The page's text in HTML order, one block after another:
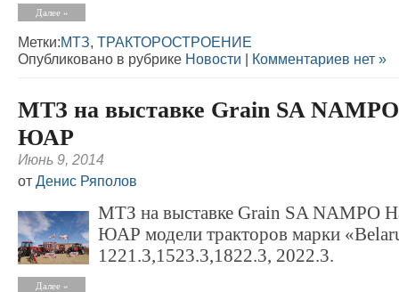
Далее »
Метки:МТЗ, ТРАКТОРОСТРОЕНИЕ
Опубликовано в рубрике Новости | Комментариев нет »
МТЗ на выставке Grain SA
ЮАР
Июнь 9, 2014
от Денис Ряполов
МТЗ на выставке Grain SA NAMPO
ЮАР модели тракторов марки
1221.3,1523.3,1822.3, 2022.3.
Далее »